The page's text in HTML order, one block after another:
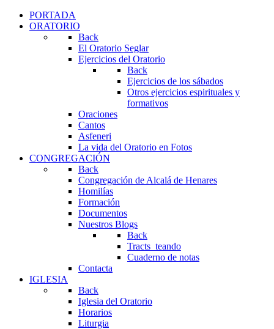
PORTADA
ORATORIO
Back
El Oratorio Seglar
Ejercicios del Oratorio
Back
Ejercicios de los sábados
Otros ejercicios espirituales y
formativos
Oraciones
Cantos
Asfeneri
La vida del Oratorio en Fotos
CONGREGACIÓN
Back
Congregación de Alcalá de Henares
Homilías
Formación
Documentos
Nuestros Blogs
Back
Tracts_teando
Cuaderno de notas
Contacta
IGLESIA
Back
Iglesia del Oratorio
Horarios
Liturgia